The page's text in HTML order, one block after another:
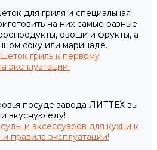
для гриля и специальная
на них самые разные
овощи и фрукты, а
соку или маринаде.
гриль к первому
эксплуатации!
посуде завода ЛИТТЕХ вы
вкусную еду!
и аксессуаров для кухни к
правила эксплуатации!